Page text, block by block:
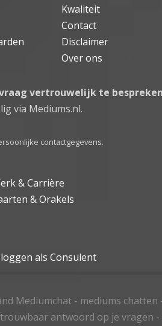
Kwaliteit
Contact
Disclaimer
Over ons
vertrouwelijk te
via Mediums.nl.
contactgegevens.
& Carrière
& Orakels
als Consulent
Mediumchat - mediums
antwoord op je vragen -